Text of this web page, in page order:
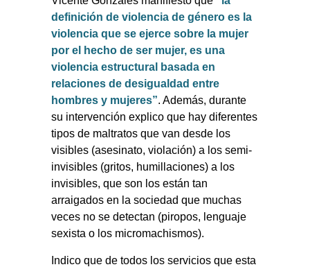
definición de violencia de género es la
violencia que se ejerce sobre la mujer
por el hecho de ser mujer, es una
violencia estructural basada en
relaciones de desigualdad entre
hombres y mujeres”. Además, durante
su intervención explico que hay diferentes
tipos de maltratos que van desde los
visibles (asesinato, violación) a los semi-
invisibles (gritos, humillaciones) a los
invisibles, que son los están tan
arraigados en la sociedad que muchas
veces no se detectan (piropos, lenguaje
sexista o los micromachismos).
Indico que de todos los servicios que esta